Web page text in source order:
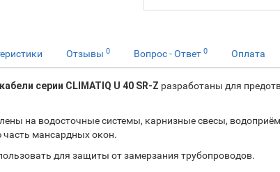
Отзывы 0 Вопрос - Ответ 0 Оплата
серии CLIMATIQ U 40 SR-Z разработаны для
на водосточные системы, карнизные свесы,
мансардных окон.
для защиты от замерзания трубопроводов.